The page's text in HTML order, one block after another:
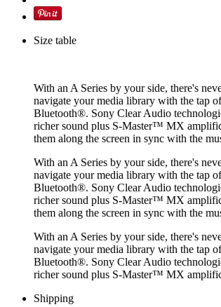
Size table
With an A Series by your side, there's
navigate your media library with the tap
Bluetooth®. Sony Clear Audio
richer sound plus S-Master™ MX
them along the screen in sync with the
With an A Series by your side, there's
navigate your media library with the tap
Bluetooth®. Sony Clear Audio
richer sound plus S-Master™ MX
them along the screen in sync with the
With an A Series by your side, there's
navigate your media library with the tap
Bluetooth®. Sony Clear Audio
richer sound plus S-Master™ MX
Shipping